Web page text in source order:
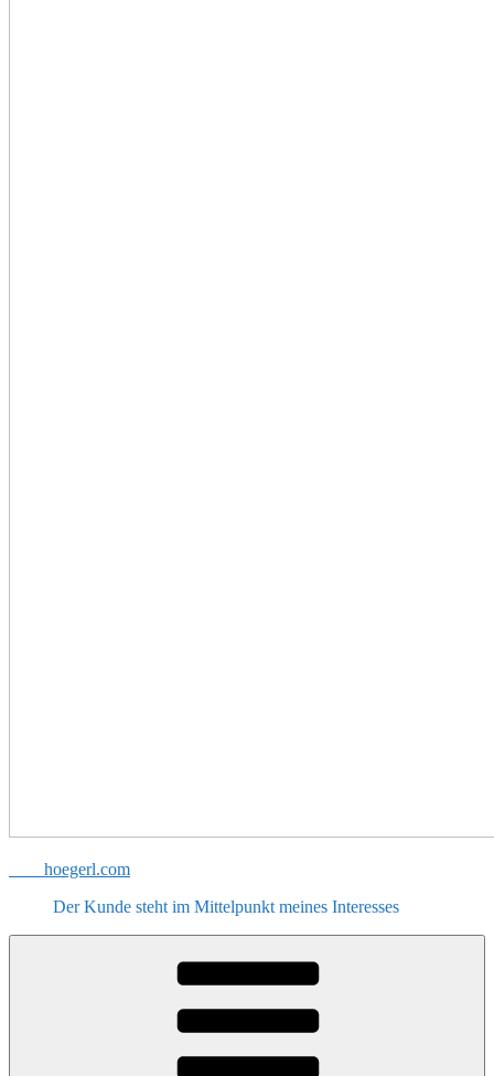
hoegerl.com
Der Kunde steht im Mittelpunkt meines Interesses